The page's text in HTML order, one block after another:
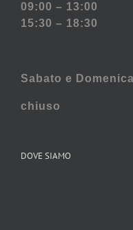
09:00 – 13:00
15:30 – 18:30
Sabato e Domenica
chiuso
DOVE SIAMO